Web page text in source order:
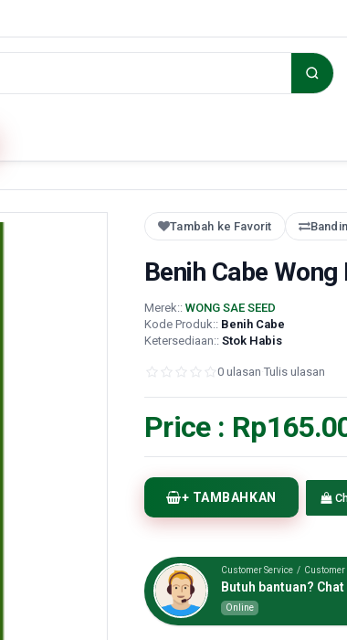
Tambah ke Favorit
Benih Cabe Wong
Merek:: WONG SAE SEED
Kode Produk:: Benih Cabe
Ketersediaan:: Stok Habis
0 ulasan Tulis ulasan
Price :
+ TAMBAHKAN
Customer Service / Customer
Butuh bantuan?
Online